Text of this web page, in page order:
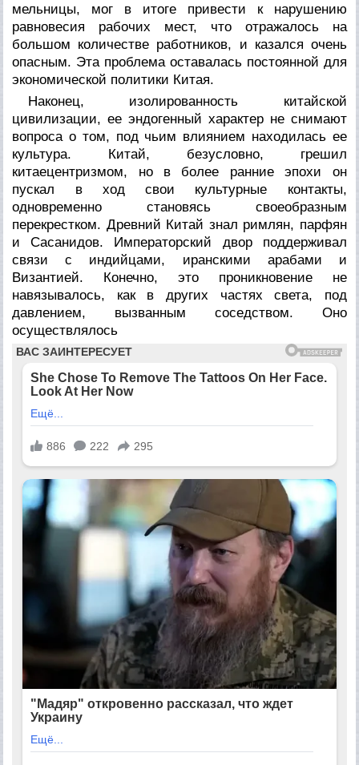
мельницы, мог в итоге привести к нарушению
равновесия рабочих мест, что отражалось на
большом количестве работников, и казался очень
опасным. Эта проблема оставалась постоянной для
экономической политики Китая.
Наконец, изолированность китайской
цивилизации, ее эндогенный характер не снимают
вопроса о том, под чьим влиянием находилась ее
культура. Китай, безусловно, грешил
китаецентризмом, но в более ранние эпохи он
пускал в ход свои культурные контакты,
одновременно становясь своеобразным
перекрестком. Древний Китай знал римлян, парфян
и Сасанидов. Императорский двор поддерживал
связи с индийцами, иранскими арабами и
Византией. Конечно, это проникновение не
навязывалось, как в других частях света, под
давлением, вызванным соседством. Оно
осуществлялось